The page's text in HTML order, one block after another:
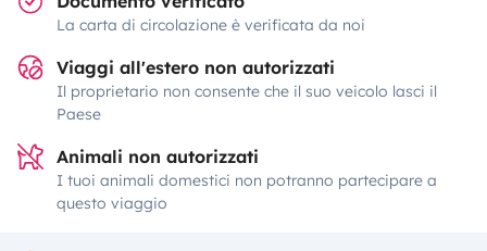
La carta di circolazione è verificata da noi
Viaggi all'estero non autorizzati
Il proprietario non consente che il suo veicolo lasci il
Paese
Animali non autorizzati
I tuoi animali domestici non potranno partecipare a
questo viaggio